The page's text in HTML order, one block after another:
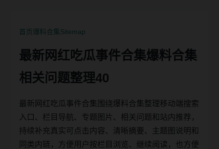
首页 爆料合集Sitemap
最新网红吃瓜事件合集爆料合集
相关问题整理40
最新网红吃瓜事件合集围绕爆料合集整理移动端搜索
入口、栏目导航、专题图片、相关问题和站内推荐，
持续补充真实可点击内容、清晰摘要、主题图说明和
同类内链，方便用户按栏目浏览、继续阅读，也方便